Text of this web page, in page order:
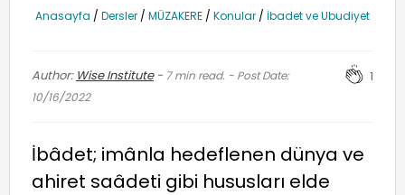
Anasayfa / Dersler / MÜZAKERE / Konular / İbadet ve Ubudiyet
Author: Wise Institute- 7min read. - Post Date:
10/16/2022
1
İbâdet; imânla hedeflenen dünya ve
ahiret saâdeti gibi hususları elde